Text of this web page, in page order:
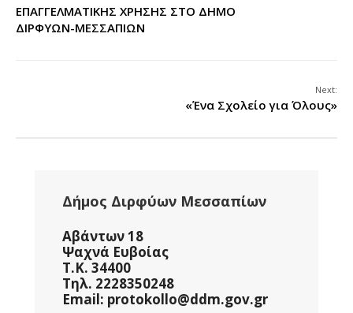
ΕΠΑΓΓΕΛΜΑΤΙΚΗΣ ΧΡΗΣΗΣ ΣΤΟ ΔΗΜΟ
ΔΙΡΦΥΩΝ-ΜΕΣΣΑΠΙΩΝ
Next:
«Ένα Σχολείο για Όλους»
Δήμος Διρφύων Μεσσαπίων
Αβάντων 18
Ψαχνά Ευβοίας
Τ.Κ. 34400
Τηλ. 2228350248
Email: protokollo@ddm.gov.gr